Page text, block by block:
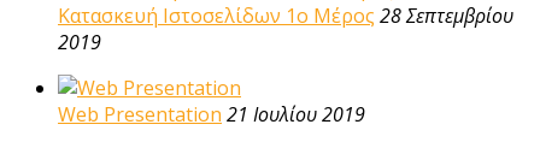
Κατασκευή Ιστοσελίδων 1ο Μέρος 28 Σεπτεμβρίου
2019
Web Presentation 21 Ιουλίου 2019